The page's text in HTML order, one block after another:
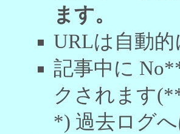
ます。
URLは自動
記事中に
クされます
*) 過去ログ